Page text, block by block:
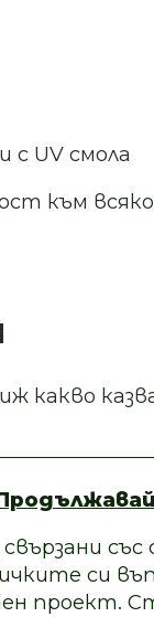
UV смола
към
какво
си